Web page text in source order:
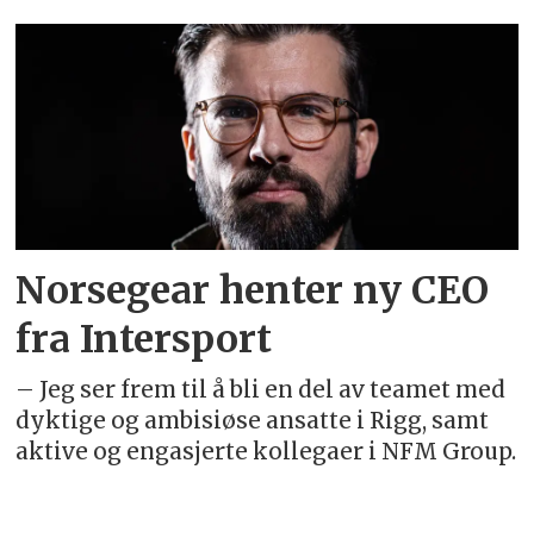
Emne:
Norsegear henter ny CEO
fra Intersport
– Jeg ser frem til å bli en del av teamet med
dyktige og ambisiøse ansatte i Rigg, samt
aktive og engasjerte kollegaer i NFM Group.